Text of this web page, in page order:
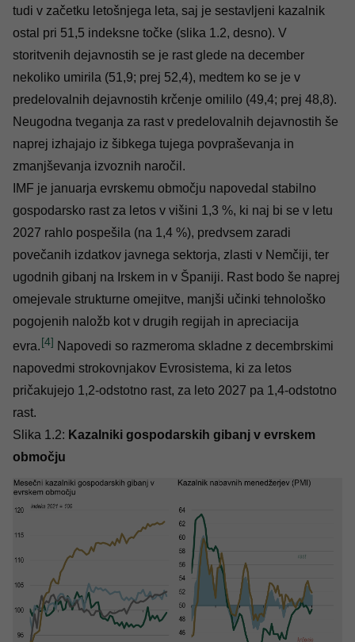
tudi v začetku letošnjega leta, saj je sestavljeni kazalnik
ostal pri 51,5 indeksne točke (slika 1.2, desno). V
storitvenih dejavnostih se je rast glede na december
nekoliko umirila (51,9; prej 52,4), medtem ko se je v
predelovalnih dejavnostih krčenje omililo (49,4; prej 48,8).
Neugodna tveganja za rast v predelovalnih dejavnostih še
naprej izhajajo iz šibkega tujega povpraševanja in
zmanjševanja izvoznih naročil.
IMF je januarja evrskemu območju napovedal stabilno
gospodarsko rast za letos v višini 1,3 %, ki naj bi se v letu
2027 rahlo pospešila (na 1,4 %), predvsem zaradi
povečanih izdatkov javnega sektorja, zlasti v Nemčiji, ter
ugodnih gibanj na Irskem in v Španiji. Rast bodo še naprej
omejevale strukturne omejitve, manjši učinki tehnološko
pogojenih naložb kot v drugih regijah in apreciacija
evra. [4] Napovedi so razmeroma skladne z decembrskimi
napovedmi strokovnjakov Evrosistema, ki za letos
pričakujejo 1,2-odstotno rast, za leto 2027 pa 1,4-odstotno
rast.
Slika 1.2: Kazalniki gospodarskih gibanj v evrskem
območju